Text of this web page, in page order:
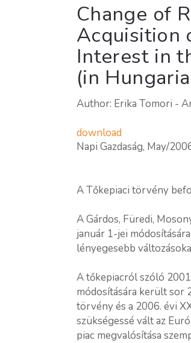
Change of
Acquisition
Interest in
(in
Author: Erika Tomori -
download
Napi Gazdaság, May/
A Tőkepiaci törvény
A Gárdos, Füredi,
január 1-jei
lényegesebb
A tőkepiacról szóló
módosítására került sor
törvény és a 2006. évi
szükségessé vált az
piac megvalósítása